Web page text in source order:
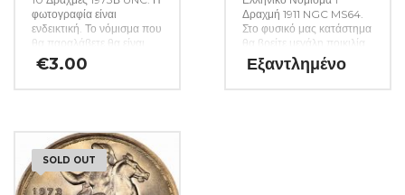
φωτογραφία είναι
ενδεικτική. Το νόμισμα που
θα παραλάβετε θα είναι
αυστηρώς ακυκλοφόρητο
από μασούρι τραπέζης.
€3.00
Δραχμή 1911 NGC MS64.
Στο φυσικό μας κατάστημα
θα βρείτε μεγάλη ποικιλία
ελληνικών και ξένων
νομισμάτων και
Εξαντλημένο
SOLD OUT